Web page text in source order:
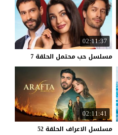
02:11:37
مسلسل حب محتمل الحلقة 7
02:11:41
مسلسل الاعراف الحلقة 52